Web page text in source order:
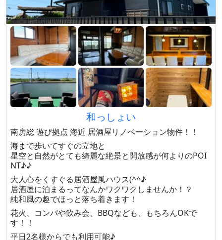
和っしょい
南房総 遊び拠点 海近 居酒屋リノベーション物件！！
海まで歩いてすぐの立地と
星空と自然がとても綺麗な絶景と開放感が何よりのPOI
NT♪♪
大人心をくすぐる居酒屋風ハウス(^^♪
居酒屋に泊まるってなんかワクワクしませんか！？
純和風の趣でほっと落ち着きます！
花火、コンパや飲み会、BBQなども、もちろんOKで
す！！
平日2名様からでも利用可能♪